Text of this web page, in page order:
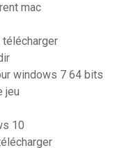
mac
windows 7 64 bits
jeu
10